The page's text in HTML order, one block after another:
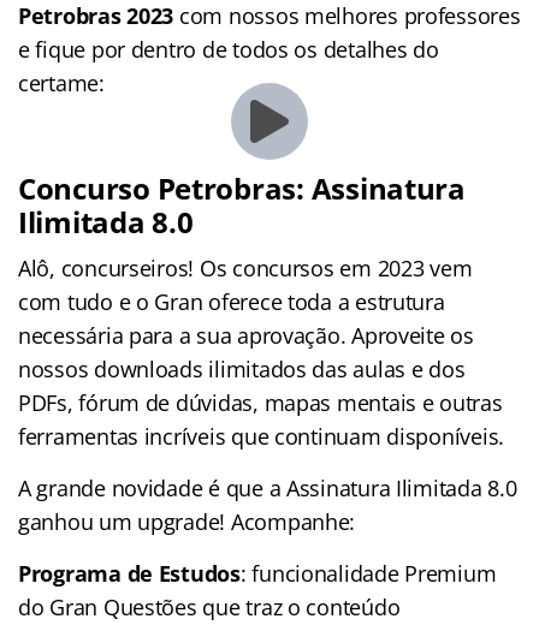
Petrobras 2023 com nossos melhores professores
e fique por dentro de todos os detalhes do
certame:
Concurso Petrobras: Assinatura
Ilimitada 8.0
Alô, concurseiros! Os concursos em 2023 vem
com tudo e o Gran oferece toda a estrutura
necessária para a sua aprovação. Aproveite os
nossos downloads ilimitados das aulas e dos
PDFs, fórum de dúvidas, mapas mentais e outras
ferramentas incríveis que continuam disponíveis.
A grande novidade é que a Assinatura Ilimitada 8.0
ganhou um upgrade! Acompanhe:
Programa de Estudos: funcionalidade Premium
do Gran Questões que traz o conteúdo